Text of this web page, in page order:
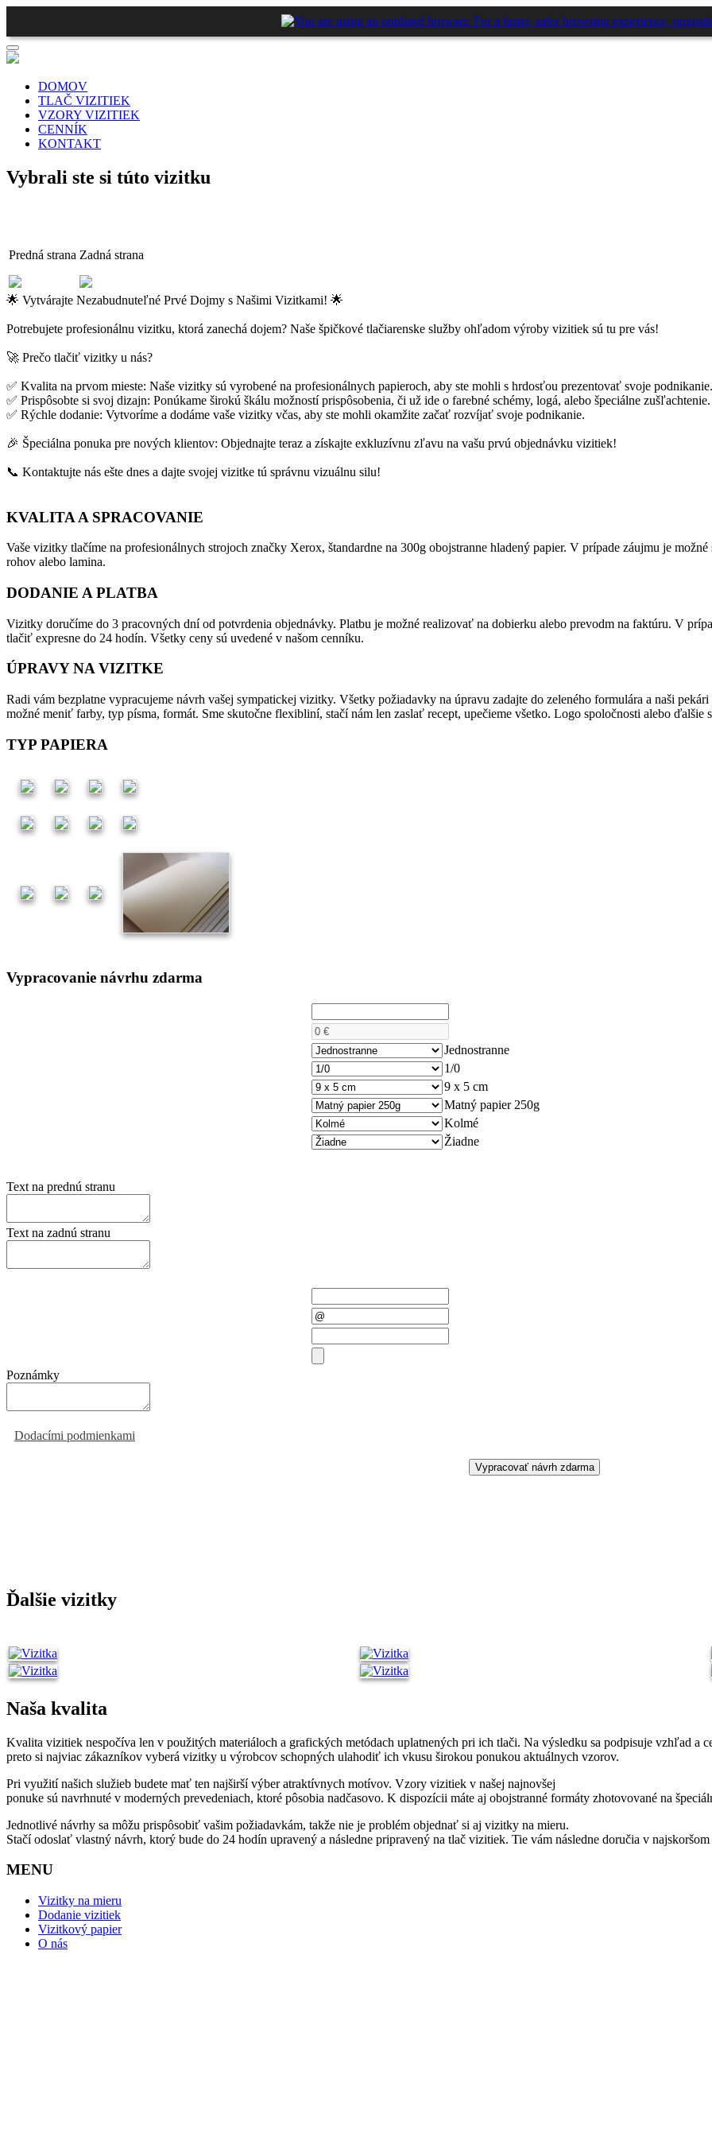
DOMOV
TLAČ VIZITIEK
VZORY VIZITIEK
CENNÍK
KONTAKT
Vybrali ste si túto vizitku
Predná strana Zadná strana
🌟 Vytvárajte Nezabudnuteľné Prvé Dojmy s Našimi Vizitkami! 🌟
Potrebujete profesionálnu vizitku, ktorá zanechá dojem? Naše špičkové tlačiarenske služby ohľadom výroby vizitiek sú tu pre vás!
🚀 Prečo tlačiť vizitky u nás?
✅ Kvalita na prvom mieste: Naše vizitky sú vyrobené na profesionálnych papieroch, aby ste mohli s hrdosťou prezentovať svoje podnikanie.
✅ Prispôsobte si svoj dizajn: Ponúkame širokú škálu možností prispôsobenia, či už ide o farebné schémy, logá, alebo špeciálne zušľachtenie.
✅ Rýchle dodanie: Vytvoríme a dodáme vaše vizitky včas, aby ste mohli okamžite začať rozvíjať svoje podnikanie.
🎉 Špeciálna ponuka pre nových klientov: Objednajte teraz a získajte exkluzívnu zľavu na vašu prvú objednávku vizitiek!
📞 Kontaktujte nás ešte dnes a dajte svojej vizitke tú správnu vizuálnu silu!
KVALITA A SPRACOVANIE
Vaše vizitky tlačíme na profesionálnych strojoch značky Xerox, štandardne na 300g obojstranne hladený papier. V prípade záujmu je
rohov alebo lamina.
DODANIE A PLATBA
Vizitky doručíme do 3 pracovných dní od potvrdenia objednávky. Platbu je možné realizovať na dobierku alebo prevodm na faktúru. V
tlačiť expresne do 24 hodín. Všetky ceny sú uvedené v našom cenníku.
ÚPRAVY NA VIZITKE
Radi vám bezplatne vypracujeme návrh vašej sympatickej vizitky. Všetky požiadavky na úpravu zadajte do zeleného formulára a naši
možné meniť farby, typ písma, formát. Sme skutočne flexibliní, stačí nám len zaslať recept, upečieme všetko. Logo spoločnosti alebo
TYP PAPIERA
Vypracovanie návrhu zdarma
Jednostranne
1/0
9 x 5 cm
Matný papier 250g
Kolmé
Žiadne
Text na prednú stranu
Text na zadnú stranu
Poznámky
Dodacími podmienkami
Ďalšie vizitky
Naša kvalita
Kvalita vizitiek nespočíva len v použitých materiáloch a grafických metódach uplatnených pri ich tlači. Na výsledku sa podpisuje vzhľad
preto si najviac zákazníkov vyberá vizitky u výrobcov schopných ulahodiť ich vkusu širokou ponukou aktuálnych vzorov.
Pri využití našich služieb budete mať ten najširší výber atraktívnych motívov. Vzory vizitiek v našej najnovšej
ponuke sú navrhnuté v moderných prevedeniach, ktoré pôsobia nadčasovo. K dispozícii máte aj obojstranné formáty zhotovované na
Jednotlivé návrhy sa môžu prispôsobiť vašim požiadavkám, takže nie je problém objednať si aj vizitky na mieru.
Stačí odoslať vlastný návrh, ktorý bude do 24 hodín upravený a následne pripravený na tlač vizitiek. Tie vám následne doručia v
MENU
Vizitky na mieru
Dodanie vizitiek
Vizitkový papier
O nás